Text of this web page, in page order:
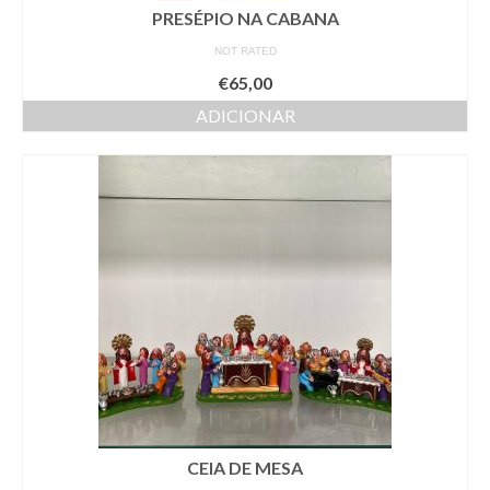
PRESÉPIO NA CABANA
NOT RATED
€65,00
ADICIONAR
CEIA DE MESA